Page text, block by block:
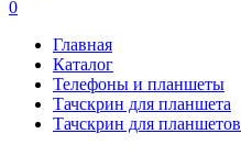
0
Главная
Каталог
Телефоны и планшеты
Тачскрин для планшета
Тачскрин для планшетов